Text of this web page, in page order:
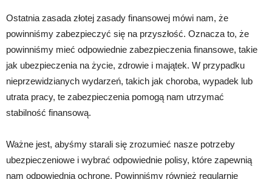
Ostatnia zasada złotej zasady finansowej mówi nam, że
powinniśmy zabezpieczyć się na przyszłość. Oznacza to, że
powinniśmy mieć odpowiednie zabezpieczenia finansowe, takie
jak ubezpieczenia na życie, zdrowie i majątek. W przypadku
nieprzewidzianych wydarzeń, takich jak choroba, wypadek lub
utrata pracy, te zabezpieczenia pomogą nam utrzymać
stabilność finansową.
Ważne jest, abyśmy starali się zrozumieć nasze potrzeby
ubezpieczeniowe i wybrać odpowiednie polisy, które zapewnią
nam odpowiednią ochronę. Powinniśmy również regularnie